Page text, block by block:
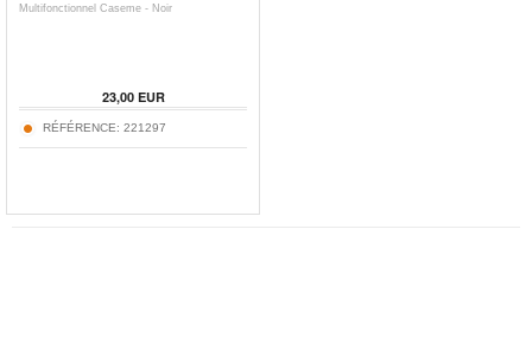
Multifonctionnel Caseme - Noir
23,00EUR
RÉFÉRENCE: 221297